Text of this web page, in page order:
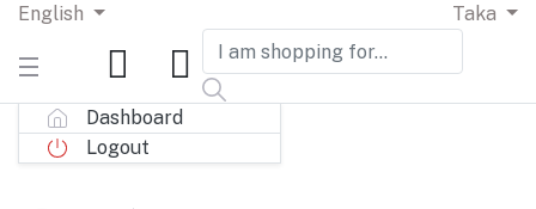
English Taka
Dashboard
Logout